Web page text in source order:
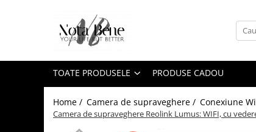
Toate Produsele
Conexiune Wi-Fi
Conexiune PoE
TOATE PRODUSELE PRODUSE CADOU
Home / Camera de supraveghere / Conexiune
Camera de supraveghere Reolink Lumus: WIFI, cu